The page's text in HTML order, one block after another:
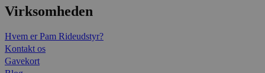
Virksomheden
Hvem er Pam Rideudstyr?
Kontakt os
Gavekort